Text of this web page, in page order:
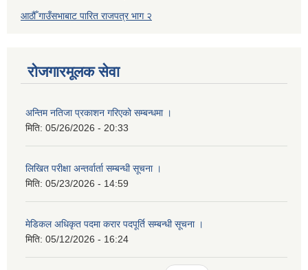
आठौँ गाउँसभाबाट पारित राजपत्र भाग २
रोजगारमूलक सेवा
अन्तिम नतिजा प्रकाशन गरिएको सम्बन्धमा ।
मिति: 05/26/2026 - 20:33
लिखित परीक्षा अन्तर्वार्ता सम्बन्धी सूचना ।
मिति: 05/23/2026 - 14:59
मेडिकल अधिकृत पदमा करार पदपूर्ति सम्बन्धी सूचना ।
मिति: 05/12/2026 - 16:24